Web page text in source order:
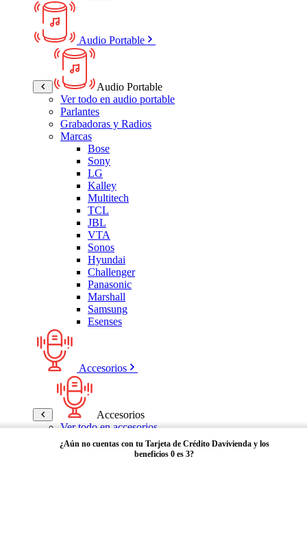
Audio Portable
Audio Portable
Ver todo en audio portable
Parlantes
Grabadoras y Radios
Marcas
Bose
Sony
LG
Kalley
Multitech
TCL
JBL
VTA
Sonos
Hyundai
Challenger
Panasonic
Marshall
Samsung
Esenses
Accesorios
Accesorios
Ver todo en accesorios
Micrófonos
Bases
¿Aún no cuentas con tu Tarjeta de Crédito Davivienda y los
beneficios 0 es 3?